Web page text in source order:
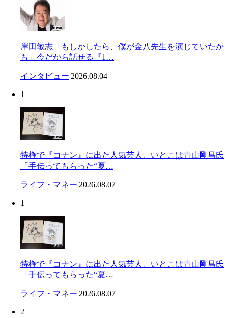
岸田敏志「もしかしたら、僕が金八先生を演じていたか
も」今だから話せる『1…
インタビュー|2026.08.04
1
特権で『コナン』に出た人気芸人、いとこは青山剛昌氏
「手伝ってもらった“夏…
ライフ・マネー|2026.08.07
1
特権で『コナン』に出た人気芸人、いとこは青山剛昌氏
「手伝ってもらった“夏…
ライフ・マネー|2026.08.07
2